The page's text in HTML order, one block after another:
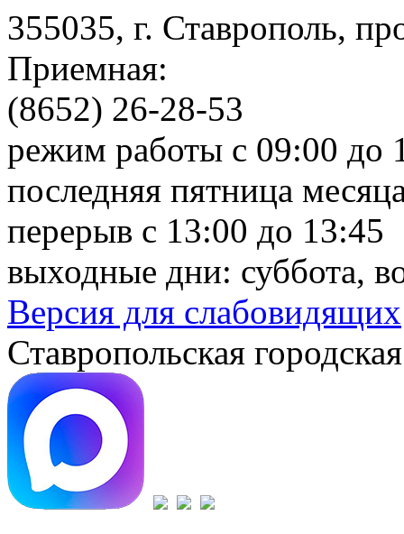
355035, г. Ставрополь,
Приемная:
(8652) 26-28-53
режим работы с 09:00 до
последняя пятница
перерыв с 13:00 до 13:45
выходные дни: суббота,
Версия для слабовидящих
Ставропольская